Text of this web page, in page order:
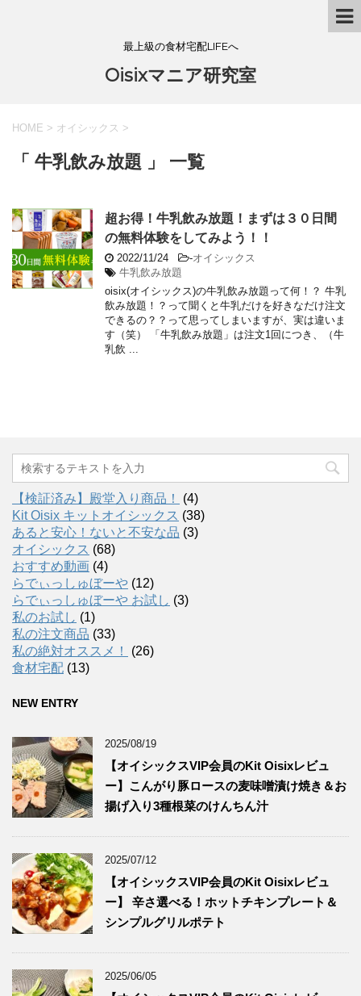
最上級の食材宅配LIFEへ
Oisixマニア研究室
HOME > オイシックス >
「 牛乳飲み放題 」 一覧
超お得！牛乳飲み放題！まずは３０日間
の無料体験をしてみよう！！
2022/11/24 -オイシックス
牛乳飲み放題
oisix(オイシックス)の牛乳飲み放題って何！？ 牛乳
飲み放題！？って聞くと牛乳だけを好きなだけ注文
できるの？？って思ってしまいますが、実は違いま
す（笑） 「牛乳飲み放題」は注文1回につき、（牛
乳飲 ...
【検証済み】殿堂入り商品！
(4)
Kit Oisix キットオイシックス (38)
あると安心！ないと不安な品 (3)
オイシックス (68)
おすすめ動画 (4)
らでぃっしゅぼーや (12)
らでぃっしゅぼーや お試し (3)
私のお試し (1)
私の注文商品 (33)
私の絶対オススメ！
(26)
食材宅配 (13)
NEW ENTRY
2025/08/19
【オイシックスVIP会員のKit Oisixレビュ
ー】こんがり豚ロースの麦味噌漬け焼き＆お
揚げ入り3種根菜のけんちん汁
2025/07/12
【オイシックスVIP会員のKit Oisixレビュ
ー】 辛さ選べる！ホットチキンプレート＆
シンプルグリルポテト
2025/06/05